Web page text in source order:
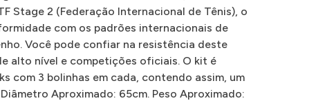
Stage 2 (Federação Internacional de Tênis), o
com os padrões internacionais de
Você pode confiar na resistência deste
alto nível e competições oficiais. O kit é
com 3 bolinhas em cada, contendo assim, um
Aproximado: 65cm. Peso Aproximado: